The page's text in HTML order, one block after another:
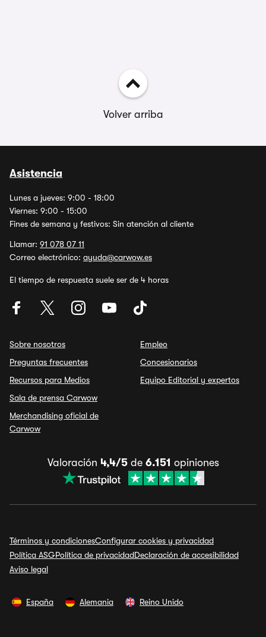
Volver arriba
Asistencia
Lunes a jueves: 9:00 - 18:00
Viernes: 9:00 - 15:00
Fines de semana y festivos: Sin atención al cliente
Llamar: 91 078 07 11
Correo electrónico: ayuda@carwow.es
El tiempo de respuesta suele ser de 4 horas
Sobre nosotros
Preguntas frecuentes
Recursos para Medios
Sala de prensa Carwow
Merchandising oficial de
Carwow
Empleo
Concesionarios
Equipo Editorial y expertos
Valoración 4,4/5de 6.151 opiniones
Términos y condicionesConfigurar cookies y privacidad
Política ASGPolítica de privacidadDeclaración de accesibilidad
Aviso legal
España Alemania Reino Unido